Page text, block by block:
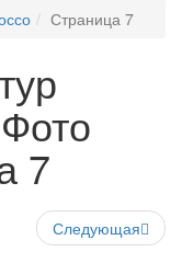
Страница 7
7
Следующая